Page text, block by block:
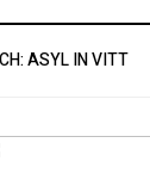
ASYL IN VITT